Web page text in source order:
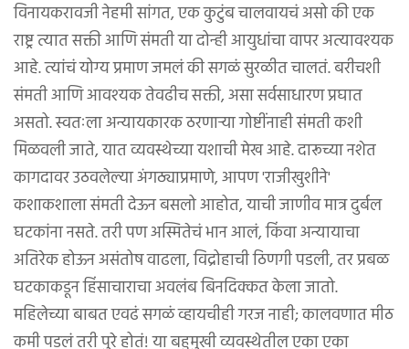
विनायकरावजी नेहमी सांगत, एक कुटुंब चालवायचं असो की एक
राष्ट्र त्यात सक्ती आणि संमती या दोन्ही आयुधांचा वापर अत्यावश्यक
आहे. त्यांचं योग्य प्रमाण जमलं की सगळं सुरळीत चालतं. बरीचशी
संमती आणि आवश्यक तेवढीच सक्ती, असा सर्वसाधारण प्रघात
असतो. स्वतःला अन्यायकारक ठरणाऱ्या गोष्टींनाही संमती कशी
मिळवली जाते, यात व्यवस्थेच्या यशाची मेख आहे. दारूच्या नशेत
कागदावर उठवलेल्या अंगठ्याप्रमाणे, आपण 'राजीखुशीने'
कशाकशाला संमती देऊन बसलो आहोत, याची जाणीव मात्र दुर्बल
घटकांना नसते. तरी पण अस्मितेचं भान आलं, किंवा अन्यायाचा
अतिरेक होऊन असंतोष वाढला, विद्रोहाची ठिणगी पडली, तर प्रबळ
घटकाकडून हिंसाचाराचा अवलंब बिनदिक्कत केला जातो.
महिलेच्या बाबत एवढं सगळं व्हायचीही गरज नाही; कालवणात मीठ
कमी पडलं तरी पुरे होतं! या बहुमुखी व्यवस्थेतील एका एका